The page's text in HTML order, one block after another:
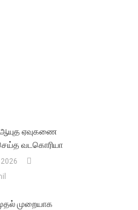
ஆயுத ஏவுகணை
வடகொரியா
முறையாக